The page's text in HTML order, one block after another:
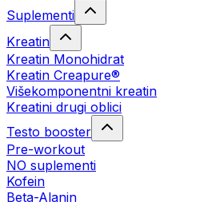
Suplementi
Kreatin
Kreatin Monohidrat
Kreatin Creapure®
Višekomponentni kreatin
Kreatini drugi oblici
Testo booster
Pre-workout
NO suplementi
Kofein
Beta-Alanin